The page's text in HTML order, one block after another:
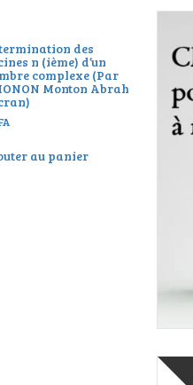
des
n (ième) d’un
complexe (Par
Monton Abrah
au panier